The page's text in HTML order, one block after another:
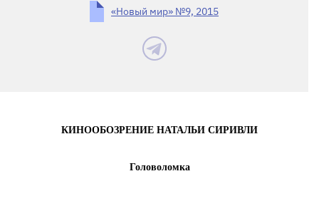
«Новый мир» №9, 2015
КИНООБОЗРЕНИЕ НАТАЛЬИ СИРИВЛИ
Головоломка